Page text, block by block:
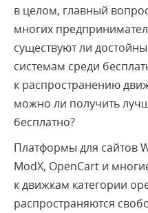
в целом, главный
многих
существуют ли
системам среди
к распространению
можно ли получить
бесплатно?
Платформы для сайтов
ModX, OpenCart и
к движкам категории
распространяются